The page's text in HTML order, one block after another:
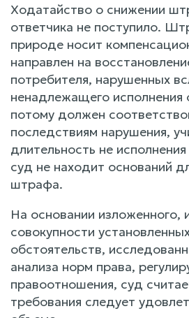
Ходатайство о снижении
ответчика не поступило.
природе носит
направлен на
потребителя, нарушенных
ненадлежащего исполнения
потому должен
последствиям нарушения,
длительность не
суд не находит оснований
штрафа.
На основании изложенного,
совокупности
обстоятельств,
анализа норм права,
правоотношения, суд
требования следует